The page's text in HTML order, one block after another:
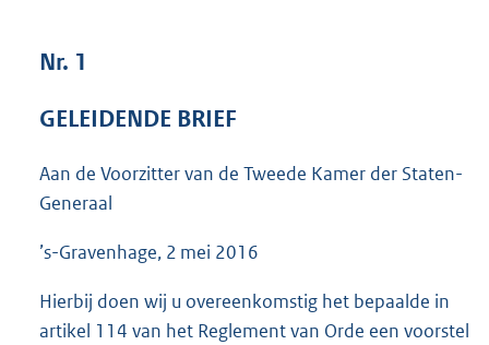
Nr. 1
GELEIDENDE BRIEF
Aan de Voorzitter van de Tweede Kamer der Staten-
Generaal
’s-Gravenhage, 2 mei 2016
Hierbij doen wij u overeenkomstig het bepaalde in
artikel 114 van het Reglement van Orde een voorstel